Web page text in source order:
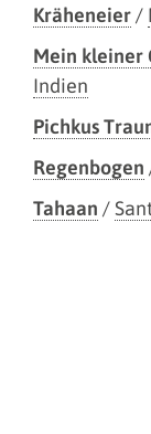
Kräheneier/
Mein kleiner
Indien
Pichkus
Regenbogen
Tahaan /